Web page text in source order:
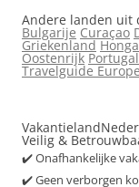
Andere landen uit
Bulgarije Curaçao
Griekenland
Oostenrijk Portugal
Travelguide Europe
Veilig &
✔️ Onafhankelijke
✔️ Geen verborgen